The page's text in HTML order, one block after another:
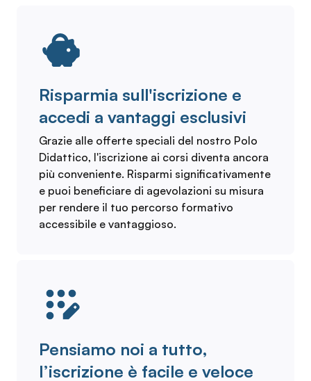
Risparmia sull'iscrizione e
accedi a vantaggi esclusivi
Grazie alle offerte speciali del nostro Polo
Didattico, l'iscrizione ai corsi diventa ancora
più conveniente. Risparmi significativamente
e puoi beneficiare di agevolazioni su misura
per rendere il tuo percorso formativo
accessibile e vantaggioso.
Pensiamo noi a tutto,
l’iscrizione è facile e veloce